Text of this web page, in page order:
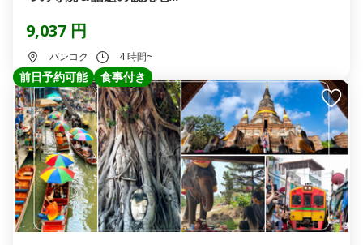
9,037 円
バンコク 4 時間~
前日予約可能 食事付き